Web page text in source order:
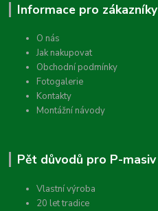
Informace pro zákazníky
O nás
Jak nakupovat
Obchodní podmínky
Fotogalerie
Kontakty
Montážní návody
Pět důvodů pro P-masiv
Vlastní výroba
20 let tradice